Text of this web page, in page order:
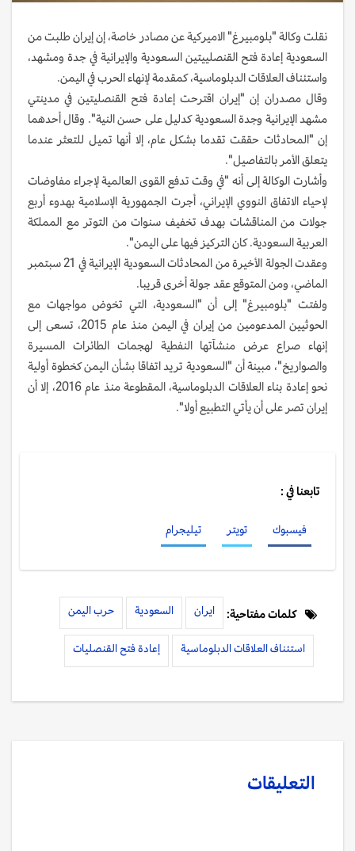
نقلت وكالة "بلومبيرغ" الاميركية عن مصادر خاصة، إن إيران طلبت من
السعودية إعادة فتح القنصلييتين السعودية والإيرانية في جدة ومشهد،
واستئناف العلاقات الدبلوماسية، كمقدمة لإنهاء الحرب في اليمن.
وقال مصدران إن "إيران اقترحت إعادة فتح القنصليتين في مدينتي
مشهد الإيرانية وجدة السعودية كدليل على حسن النية". وقال أحدهما
إن "المحادثات حققت تقدما بشكل عام، إلا أنها تميل للتعثر عندما
يتعلق الأمر بالتفاصيل".
وأشارت الوكالة إلى أنه "في وقت تدفع القوى العالمية لإجراء مفاوضات
لإحياء الاتفاق النووي الإيراني، أجرت الجمهورية الإسلامية بهدوء أربع
جولات من المناقشات بهدف تخفيف سنوات من التوتر مع المملكة
العربية السعودية. كان التركيز فيها على اليمن".
وعقدت الجولة الأخيرة من المحادثات السعودية الإيرانية في 21 سبتمبر
الماضي، ومن المتوقع عقد جولة أخرى قريبا.
ولفتت "بلومبيرغ" إلى أن "السعودية، التي تخوض مواجهات مع
الحوثيين المدعومين من إيران في اليمن منذ عام 2015، تسعى إلى
إنهاء صراع عرض منشآتها النفطية لهجمات الطائرات المسيرة
والصواريخ"، مبينة أن "السعودية تريد اتفاقا بشأن اليمن كخطوة أولية
نحو إعادة بناء العلاقات الدبلوماسية، المقطوعة منذ عام 2016، إلا أن
إيران تصر على أن يأتي التطبيع أولا".
تابعنا في :
فيسبوك تويتر تيليجرام
كلمات مفتاحية: ايران السعودية حرب اليمن
استئناف العلاقات الدبلوماسية إعادة فتح القنصليات
التعليقات